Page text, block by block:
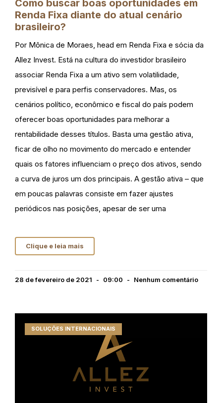
Como buscar boas oportunidades em
Renda Fixa diante do atual cenário
brasileiro?
Por Mônica de Moraes, head em Renda Fixa e sócia da
Allez Invest. Está na cultura do investidor brasileiro
associar Renda Fixa a um ativo sem volatilidade,
previsível e para perfis conservadores. Mas, os
cenários político, econômico e fiscal do país podem
oferecer boas oportunidades para melhorar a
rentabilidade desses títulos. Basta uma gestão ativa,
ficar de olho no movimento do mercado e entender
quais os fatores influenciam o preço dos ativos, sendo
a curva de juros um dos principais. A gestão ativa – que
em poucas palavras consiste em fazer ajustes
periódicos nas posições, apesar de ser uma
Clique e leia mais
28 de fevereiro de 2021 09:00 Nenhum comentário
SOLUÇÕES INTERNACIONAIS